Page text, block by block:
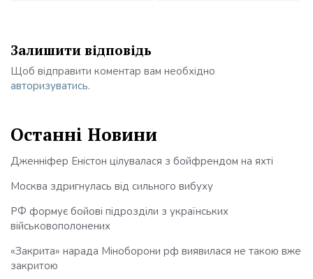
Залишити відповідь
Щоб відправити коментар вам необхідно
авторизуватись.
Останні Новини
Дженніфер Еністон цілувалася з бойфрендом на яхті
Москва здригнулась від сильного вибуху
РФ формує бойові підрозділи з українських
військовополонених
«Закрита» нарада Міноборони рф виявилася не такою вже
закритою